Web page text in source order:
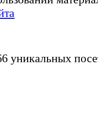
уникальных